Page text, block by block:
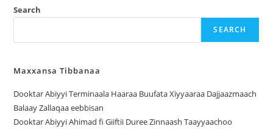
Search
SEARCH
Maxxansa Tibbanaa
Dooktar Abiyyi Terminaala Haaraa Buufata Xiyyaaraa Dajjaazmaach
Balaay Zallaqaa eebbisan
Dooktar Abiyyi Ahimad fi Giiftii Duree Zinnaash Taayyaachoo